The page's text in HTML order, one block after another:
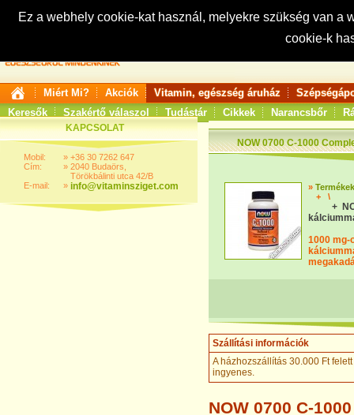
Ez a webhely cookie-kat használ, melyekre szükség van
cookie-k
Keresés:
Miért Mi? Akciók Vitamin, egészség áruház
Keresők
Szakértő válaszol Tudástár Cikkek Narancsbőr
KAPCSOLAT
Mobil:
Cím:
E-mail:
»
»
»
+36 30 7262 647
2040 Budaörs,
Törökbálinti utca 42/B
info@vitaminsziget.com
NOW 0700 C-1000
» Termékek
+
\
+
1000 mg-
Szállítási információk
A házhozszállítás 30.000 Ft felett
ingyenes.
NOW 0700 C-